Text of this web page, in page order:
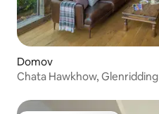
Domov
Chata Hawkhow, Glenridding